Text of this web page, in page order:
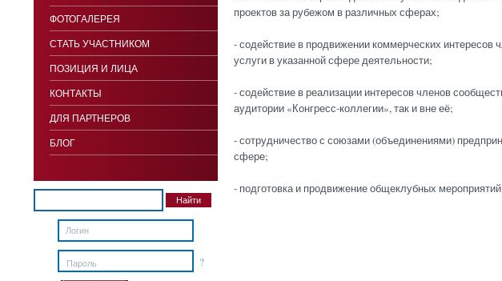
проектов за рубежом в различных сферах;
- содействие в продвижении коммерческих
услуги в указанной сфере деятельности;
- содействие в реализации интересов членов
аудитории «Конгресс-коллегии», так и вне её;
- сотрудничество с союзами (объединениями)
сфере;
- подготовка и продвижение общеклубных
ФОТОГАЛЕРЕЯ
СТАТЬ УЧАСТНИКОМ
ПОЗИЦИЯ И ЛИЦА
КОНТАКТЫ
ДЛЯ ПАРТНЕРОВ
БЛОГ
?
Пароль